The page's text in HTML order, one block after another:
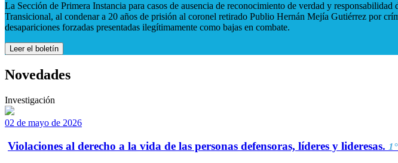
La Sección de Primera Instancia para casos de ausencia de reconocimiento de verdad y
Transicional, al condenar a 20 años de prisión al coronel retirado Publio Hernán Mejía Gutiérrez por
desapariciones forzadas presentadas ilegítimamente como bajas en combate.
Leer el boletín
Novedades
Investigación
02 de mayo de 2026
Violaciones al derecho a la vida de las personas defensoras, líderes y lideresas.